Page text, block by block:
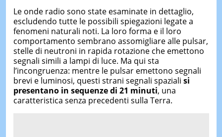
Le onde radio sono state esaminate in dettaglio,
escludendo tutte le possibili spiegazioni legate a
fenomeni naturali noti. La loro forma e il loro
comportamento sembrano assomigliare alle pulsar,
stelle di neutroni in rapida rotazione che emettono
segnali simili a lampi di luce. Ma qui sta
l’incongruenza: mentre le pulsar emettono segnali
brevi e luminosi, questi strani segnali spaziali si
presentano in sequenze di 21 minuti, una
caratteristica senza precedenti sulla Terra.